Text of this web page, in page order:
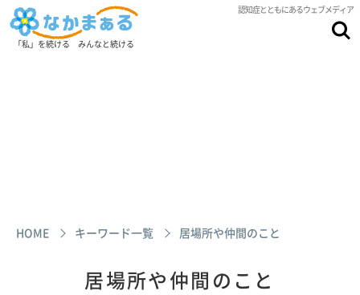
認知症とともにあるウェブメディア
「私」を続ける みんなと続ける
HOME キーワード一覧 居場所や仲間のこと
居場所や仲間のこと